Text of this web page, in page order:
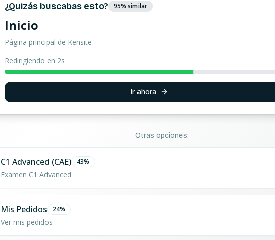
¿Quizás buscabas esto? 95% similar
Inicio
Página principal de Kensite
Redirigiendo en 1s
Ir ahora
Otras opciones:
C1 Advanced (CAE) 43%
Examen C1 Advanced
Mis Pedidos 24%
Ver mis pedidos